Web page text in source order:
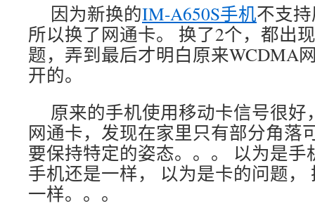
因为新换的IM-A650S手机不支
所以换了网通卡。 换了2个，都出
题，弄到最后才明白原来WCDMA
开的。
原来的手机使用移动卡信号很好
网通卡，发现在家里只有部分角落
要保持特定的姿态。。。 以为是手
手机还是一样， 以为是卡的问题，
一样。。。